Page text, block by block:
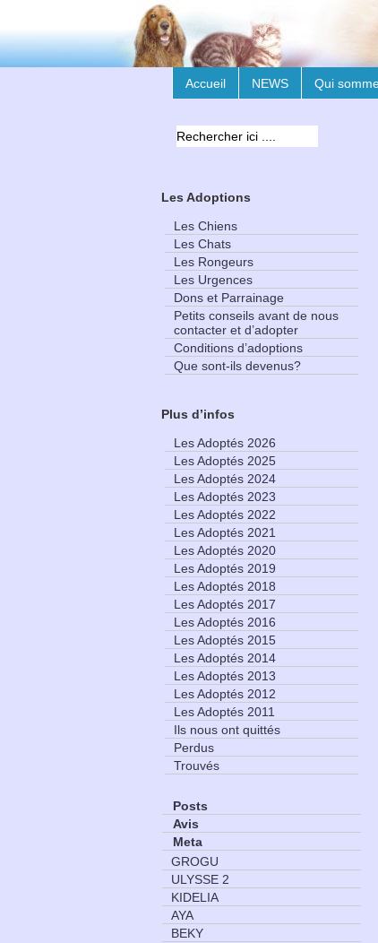
Accueil NEWS Qui
Les Adoptions
Les Chiens
Les Chats
Les Rongeurs
Les Urgences
Dons et Parrainage
Petits conseils avant de nous
contacter et d’adopter
Conditions d’adoptions
Que sont-ils devenus?
Plus d’infos
Les Adoptés 2026
Les Adoptés 2025
Les Adoptés 2024
Les Adoptés 2023
Les Adoptés 2022
Les Adoptés 2021
Les Adoptés 2020
Les Adoptés 2019
Les Adoptés 2018
Les Adoptés 2017
Les Adoptés 2016
Les Adoptés 2015
Les Adoptés 2014
Les Adoptés 2013
Les Adoptés 2012
Les Adoptés 2011
Ils nous ont quittés
Perdus
Trouvés
Posts
Avis
Meta
GROGU
ULYSSE 2
KIDELIA
AYA
BEKY